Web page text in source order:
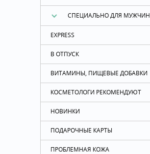
СПЕЦИАЛЬНО ДЛЯ МУЖЧИН
EXPRESS
В ОТПУСК
ВИТАМИНЫ, ПИЩЕВЫЕ ДОБАВКИ
КОСМЕТОЛОГИ РЕКОМЕНДУЮТ
НОВИНКИ
ПОДАРОЧНЫЕ КАРТЫ
ПРОБЛЕМНАЯ КОЖА